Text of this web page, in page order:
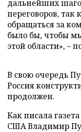
дальнейших
переговоров, так
обращаться за
было бы, чтобы
этой области», –
В свою очередь
Россия
продолжен.
Как писала
США Владимир